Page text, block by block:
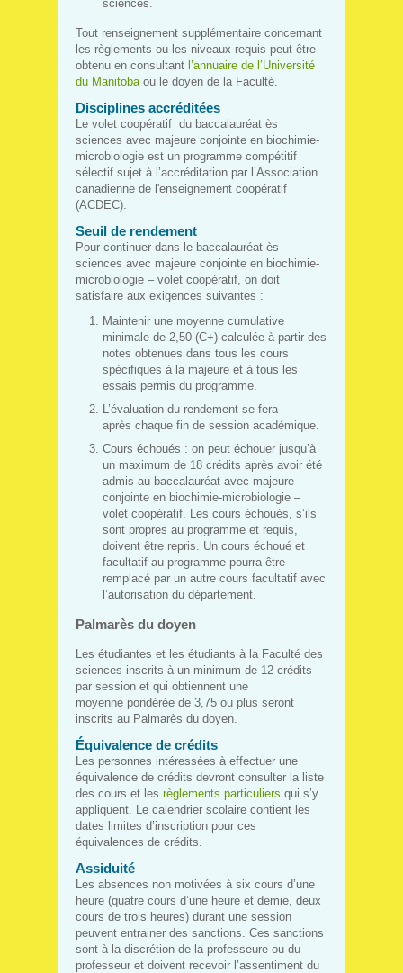
sciences.
Tout renseignement supplémentaire concernant
les règlements ou les niveaux requis peut être
obtenu en consultant l’annuaire de l’Université
du Manitoba ou le doyen de la Faculté.
Disciplines accréditées
Le volet coopératif du baccalauréat ès
sciences avec majeure conjointe en biochimie-
microbiologie est un programme compétitif
sélectif sujet à l’accréditation par l’Association
canadienne de l'enseignement coopératif
(ACDEC).
Seuil de rendement
Pour continuer dans le baccalauréat ès
sciences avec majeure conjointe en biochimie-
microbiologie – volet coopératif, on doit
satisfaire aux exigences suivantes :
Maintenir une moyenne cumulative
minimale de 2,50 (C+) calculée à partir des
notes obtenues dans tous les cours
spécifiques à la majeure et à tous les
essais permis du programme.
L’évaluation du rendement se fera
après chaque fin de session académique.
Cours échoués : on peut échouer jusqu’à
un maximum de 18 crédits après avoir été
admis au baccalauréat avec majeure
conjointe en biochimie-microbiologie –
volet coopératif. Les cours échoués, s’ils
sont propres au programme et requis,
doivent être repris. Un cours échoué et
facultatif au programme pourra être
remplacé par un autre cours facultatif avec
l’autorisation du département.
Palmarès du doyen
Les étudiantes et les étudiants à la Faculté des
sciences inscrits à un minimum de 12 crédits
par session et qui obtiennent une
moyenne pondérée de 3,75 ou plus seront
inscrits au Palmarès du doyen.
Équivalence de crédits
Les personnes intéressées à effectuer une
équivalence de crédits devront consulter la liste
des cours et les règlements particuliers qui s’y
appliquent. Le calendrier scolaire contient les
dates limites d’inscription pour ces
équivalences de crédits.
Assiduité
Les absences non motivées à six cours d’une
heure (quatre cours d’une heure et demie, deux
cours de trois heures) durant une session
peuvent entrainer des sanctions. Ces sanctions
sont à la discrétion de la professeure ou du
professeur et doivent recevoir l’assentiment du